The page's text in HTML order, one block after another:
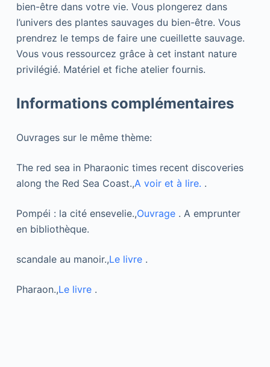
bien-être dans votre vie. Vous plongerez dans
l’univers des plantes sauvages du bien-être. Vous
prendrez le temps de faire une cueillette sauvage.
Vous vous ressourcez grâce à cet instant nature
privilégié. Matériel et fiche atelier fournis.
Informations complémentaires
Ouvrages sur le même thème:
The red sea in Pharaonic times recent discoveries
along the Red Sea Coast.,A voir et à lire. .
Pompéi : la cité ensevelie.,Ouvrage . A emprunter
en bibliothèque.
scandale au manoir.,Le livre .
Pharaon.,Le livre .